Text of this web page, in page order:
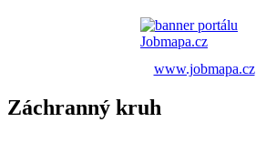
www.jobmapa.cz
Záchranný kruh